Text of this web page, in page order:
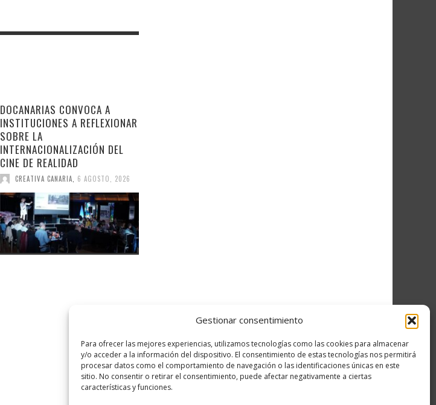
Gestionar consentimiento
Para ofrecer las mejores experiencias, utilizamos tecnologías como las cookies para almacenar
y/o acceder a la información del dispositivo. El consentimiento de estas tecnologías nos permitirá
procesar datos como el comportamiento de navegación o las identificaciones únicas en este
sitio. No consentir o retirar el consentimiento, puede afectar negativamente a ciertas
características y funciones.
DOCANARIAS CONVOCA A
INSTITUCIONES A REFLEXIONAR
SOBRE LA
INTERNACIONALIZACIÓN DEL
CINE DE REALIDAD
CREATIVA CANARIA 6 AGOSTO, 2026